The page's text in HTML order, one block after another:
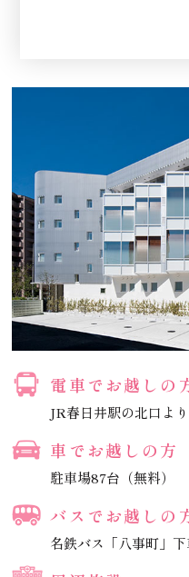
電車でお越しの
JR春日井駅の北口よ
車でお越しの方
駐車場87台（無料）
バスでお越しの
名鉄バス「八事町」